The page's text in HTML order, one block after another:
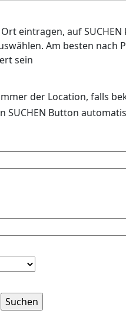
eintragen, auf
Am besten nach
sein
der Location, falls
SUCHEN Button